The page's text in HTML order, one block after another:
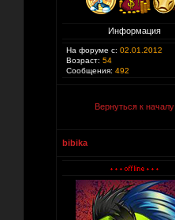
Информация
На форуме с: 02.01.2012
Возраст: 54
Сообщения: 492
Вернуться к началу
bibika